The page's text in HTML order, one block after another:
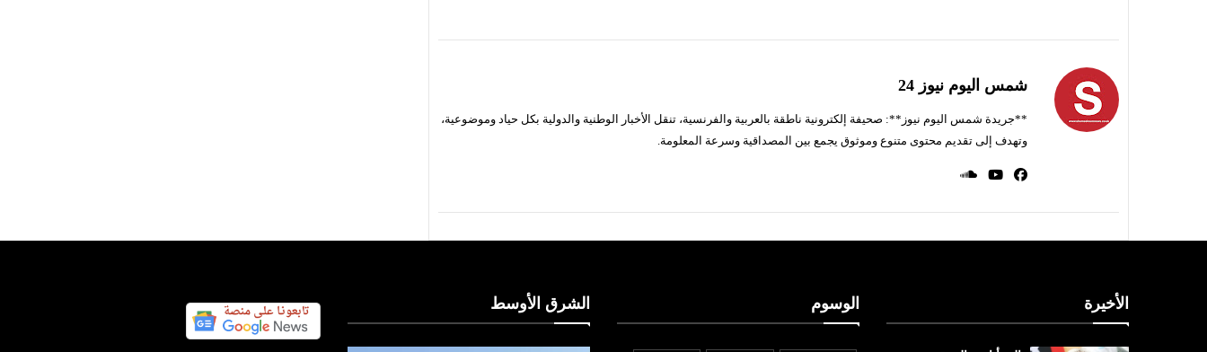
شمس اليوم نيوز 24
**جريدة شمس اليوم نيوز**: صحيفة إلكترونية ناطقة بالعربية والفرنسية، تنقل الأخبار الوطنية والدولية بكل حياد وموضوعية،
وتهدف إلى تقديم محتوى متنوع وموثوق يجمع بين المصداقية وسرعة المعلومة.
الأخيرة الوسوم الشرق الأوسط